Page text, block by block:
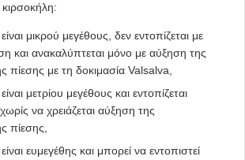
μικρού μεγέθους, δεν εντοπίζεται με
και ανακαλύπτεται μόνο με αύξηση της
πίεσης με τη δοκιμασία Valsalva,
μετρίου μεγέθους και εντοπίζεται
να χρειάζεται αύξηση της
πίεσης,
ευμεγέθης και μπορεί να εντοπιστεί